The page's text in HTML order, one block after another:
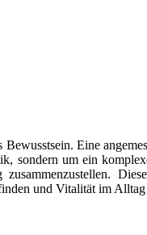
Eine
sondern um ein
und Vitalität im Alltag